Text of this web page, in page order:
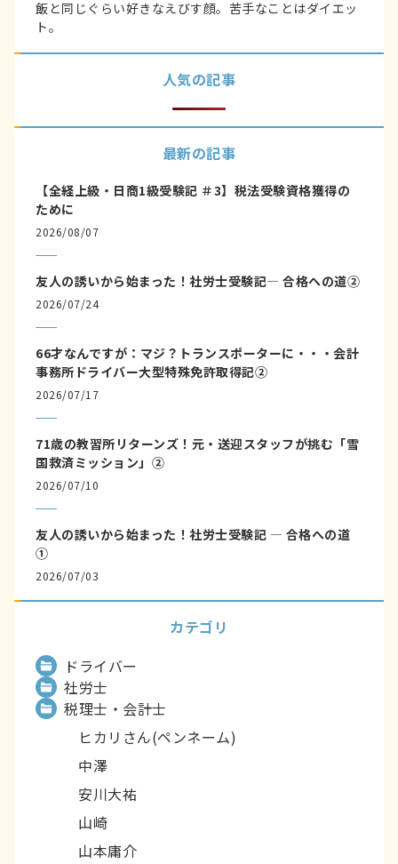
飯と同じぐらい好きなえびす顔。苦手なことはダイエッ
ト。
人気の記事
最新の記事
【全経上級・日商1級受験記 ＃3】税法受験資格獲得の
ために
2026/08/07
友人の誘いから始まった！社労士受験記― 合格への道②
2026/07/24
66才なんですが：マジ？トランスポーターに・・・会計
事務所ドライバー大型特殊免許取得記②
2026/07/17
71歳の教習所リターンズ！元・送迎スタッフが挑む「雪
国救済ミッション」②
2026/07/10
友人の誘いから始まった！社労士受験記 ― 合格への道
①
2026/07/03
カテゴリ
ドライバー
社労士
税理士・会計士
ヒカリさん(ペンネーム)
中澤
安川大祐
山崎
山本庸介